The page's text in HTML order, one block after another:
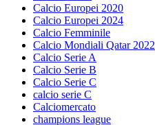
Calcio Europei 2020
Calcio Europei 2024
Calcio Femminile
Calcio Mondiali Qatar 2022
Calcio Serie A
Calcio Serie B
Calcio Serie C
calcio serie C
Calciomercato
champions league